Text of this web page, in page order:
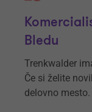
Bledu
Trenkwalder
Če si želite
delovno mesto.